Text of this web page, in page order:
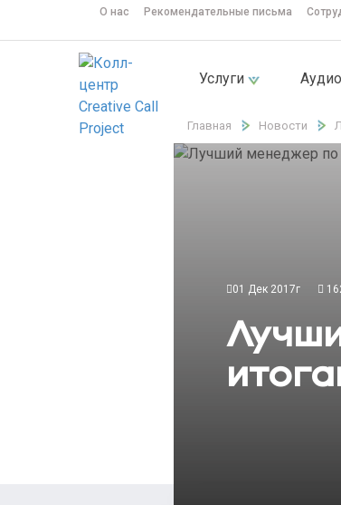
О нас Рекомендательные письма
Услуги Аудио
Главная Новости
01 Дек 2017г